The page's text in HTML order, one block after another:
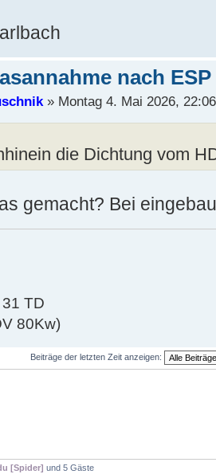
nach
» Montag 4. Mai 2026, 22:06
die Dichtung vom
gemacht? Bei
TD
80Kw)
Beiträge der letzten Zeit anzeigen:
[Spider] und 5 Gäste